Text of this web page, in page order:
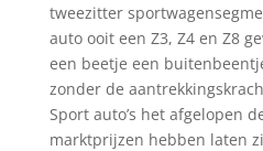
tweezitter
auto ooit een Z3, Z4 en Z8
een beetje een
zonder de
Sport auto’s het afgelopen
marktprijzen hebben laten